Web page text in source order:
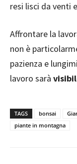
resi lisci da venti
Affrontare la
non è
pazienza e
lavoro sarà
TAGS bonsai
piante in montagna